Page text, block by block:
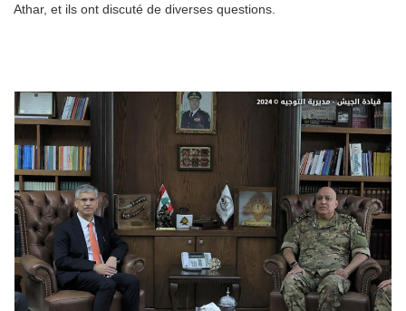
Athar, et ils ont discuté de diverses questions.